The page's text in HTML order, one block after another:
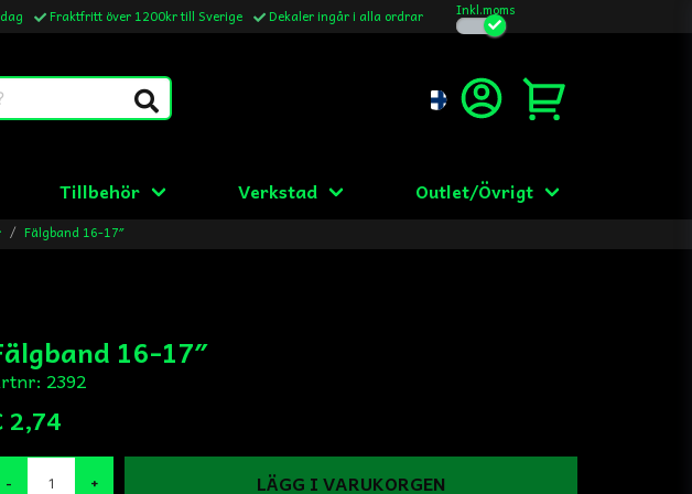
Fraktfritt över 1200kr till Sverige Dekaler ingår i alla ordrar Inkl.moms
Tillbehör Verkstad Outlet/Övrigt
Fälgband 16-17″
16-17″
2392
2,74
- + LÄGG I VARUKORGEN